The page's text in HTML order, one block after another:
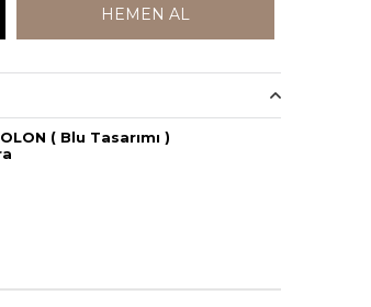
( Blu Tasarımı )
Bel / 2 Yan Cep